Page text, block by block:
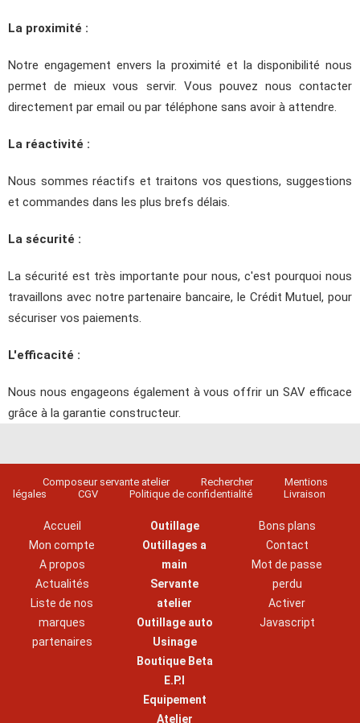
La proximité :
Notre engagement envers la proximité et la disponibilité nous
permet de mieux vous servir. Vous pouvez nous contacter
directement par email ou par téléphone sans avoir à attendre.
La réactivité :
Nous sommes réactifs et traitons vos questions, suggestions
et commandes dans les plus brefs délais.
La sécurité :
La sécurité est très importante pour nous, c'est pourquoi nous
travaillons avec notre partenaire bancaire, le Crédit Mutuel, pour
sécuriser vos paiements.
L'efficacité :
Nous nous engageons également à vous offrir un SAV efficace
grâce à la garantie constructeur.
Composeur servante atelier Rechercher
Mentions
légales
CGV Politique de confidentialité Livraison
Accueil
Mon compte
A propos
Actualités
Liste de nos
marques
partenaires
Outillage
Outillages a
main
Servante
atelier
Outillage auto
Usinage
Boutique Beta
E.P.I
Equipement
Atelier
Bons plans
Contact
Mot de passe
perdu
Activer
Javascript